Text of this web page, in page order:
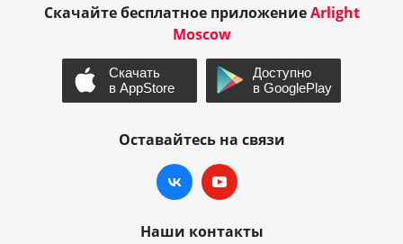
Скачайте бесплатное приложениеArlight
Moscow
Оставайтесь на связи
Наши контакты